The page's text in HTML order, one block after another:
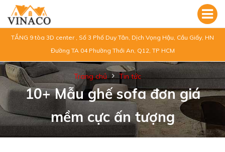
TẦNG 9 tòa 3D center , Số 3 Phố Duy Tân, Dịch Vọng Hậu, Cầu Giấy, HN
Đường TA 04 Phường Thới An, Q12, TP HCM
Trang chủ Tin tức
10+ Mẫu ghế sofa đơn giá
mềm cực ấn tượng